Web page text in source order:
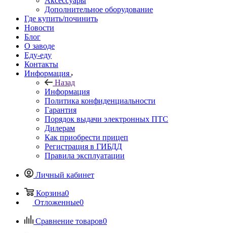
Дополнительное оборудование
Где купить/починить
Новости
Блог
О заводе
Еду-еду
Контакты
Информация
Назад
Информация
Политика конфиденциальности
Гарантия
Порядок выдачи электронных ПТС
Дилерам
Как приобрести прицеп
Регистрация в ГИБДД
Правила эксплуатации
Личный кабинет
Корзина0
Отложенные0
Сравнение товаров0